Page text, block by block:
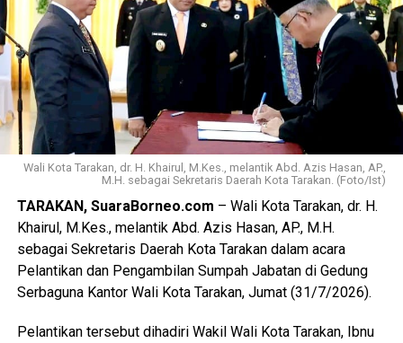
(Adc/Mandu)
Views: 16
Bagikan ke
WhatsApp 0 Facebook 0
Messenger 0 Twitter/X 0
Wali Kota Tarakan, dr. H. Khairul, M.Kes., melantik Abd. Azis Hasan, AP.,
M.H. sebagai Sekretaris Daerah Kota Tarakan. (Foto/Ist)
TARAKAN, SuaraBorneo.com – Wali Kota Tarakan, dr. H.
Khairul, M.Kes., melantik Abd. Azis Hasan, AP., M.H.
sebagai Sekretaris Daerah Kota Tarakan dalam acara
Pelantikan dan Pengambilan Sumpah Jabatan di Gedung
Serbaguna Kantor Wali Kota Tarakan, Jumat (31/7/2026).
Pelantikan tersebut dihadiri Wakil Wali Kota Tarakan, Ibnu